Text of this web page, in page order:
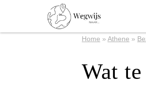
Home » Athene »
Wat